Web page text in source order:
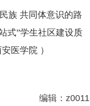
族 共同体意识的路
式”学生社区建设质
医学院 ）
编辑：z0011